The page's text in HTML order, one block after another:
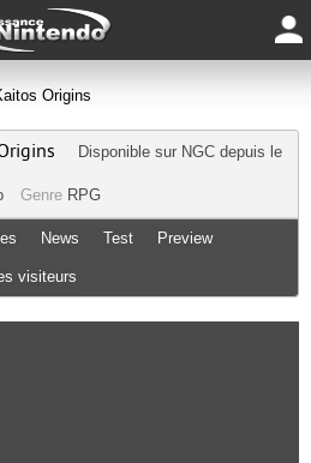
Origins
Disponible sur NGC depuis le
Genre RPG
News Test Preview
visiteurs